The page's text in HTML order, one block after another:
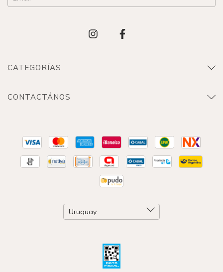
CATEGORÍAS
CONTACTÁNOS